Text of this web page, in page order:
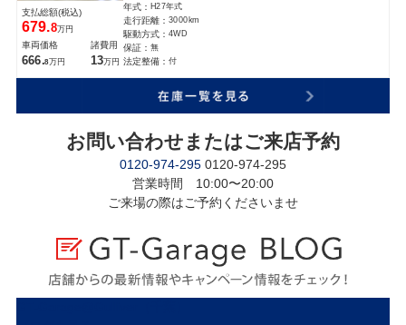
支払総額(税込)
679.8万円
車両価格
666.8万円
諸費用
13万円
年式： H27年式
走行距離： 3000km
駆動方式： 4WD
保証： 無
法定整備： 付
お問い合わせまたはご来店予約
0120-974-295 0120-974-295
営業時間 10:00〜20:00
ご来場の際はご予約くださいませ